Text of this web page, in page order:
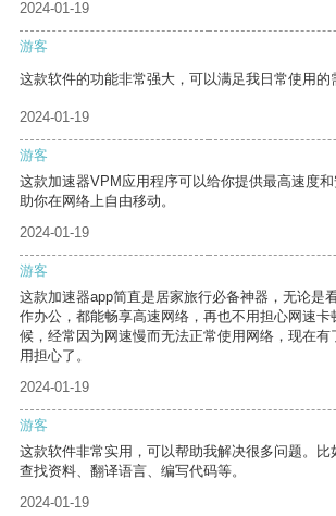
2024-01-19
游客
这款软件的功能非常强大，可以满足我日常使用的
2024-01-19
游客
这款加速器VPM应用程序可以给你提供最高速度
助你在网络上自由移动。
2024-01-19
游客
这款加速器app简直是居家旅行必备神器，无论是
作办公，都能畅享高速网络，再也不用担心网速卡
候，经常因为网速慢而无法正常使用网络，现在有
用担心了。
2024-01-19
游客
这款软件非常实用，可以帮助我解决很多问题。比
查找资料、翻译语言、编写代码等。
2024-01-19